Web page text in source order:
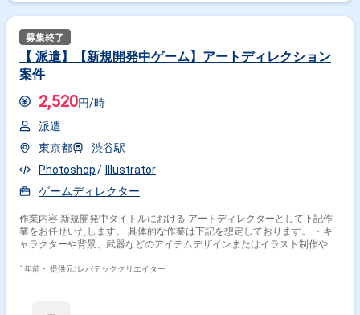
【 派遣】【新規開発中ゲーム】アートディレクション
案件
2,520円/時
派遣
東京都
渋谷駅
Photoshop
Illustrator
ゲームディレクター
作業内容 新規開発中タイトルにおける アートディレクターとして下記作
業をお任せいたします。 具体的な作業は下記を想定しております。 ・キ
ャラクターや背景、武器などのアイテムデザインまたはイラスト制作やそ
見と改善策の実行 ・外注先、パートナー企業との関係構築、監修対応 ※ス
1年前・ 提供元: レバテッククリエイター